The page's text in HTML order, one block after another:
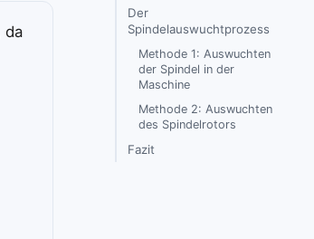
da
Der
Spindelauswuchtprozess
Methode 1: Auswuchten
der Spindel in der
Maschine
Methode 2: Auswuchten
des Spindelrotors
Fazit